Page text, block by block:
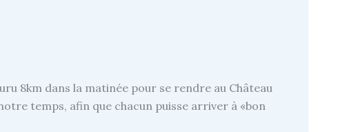
8km dans la matinée pour se rendre au Château
temps, afin que chacun puisse arriver à «bon